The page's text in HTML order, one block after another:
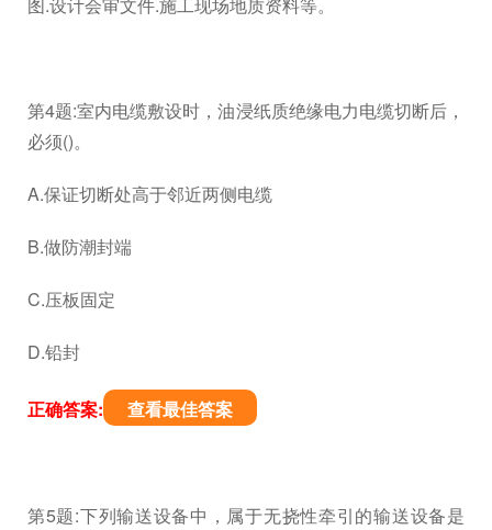
第4题:室内电缆敷设时，油浸纸质绝缘电力电缆切断后，
必须()。
A.保证切断处高于邻近两侧电缆
B.做防潮封端
C.压板固定
D.铅封
正确答案: 查看最佳答案
第5题:下列输送设备中，属于无挠性牵引的输送设备是